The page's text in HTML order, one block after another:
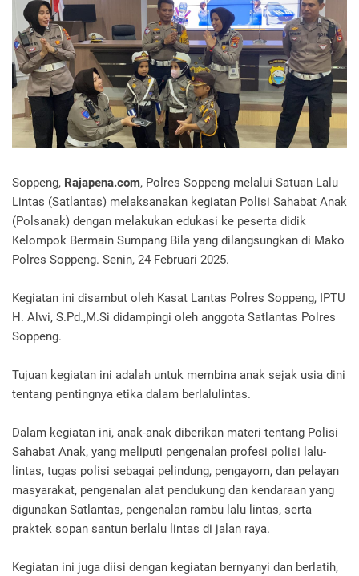
Soppeng, Rajapena.com, Polres Soppeng melalui Satuan Lalu
Lintas (Satlantas) melaksanakan kegiatan Polisi Sahabat Anak
(Polsanak) dengan melakukan edukasi ke peserta didik
Kelompok Bermain Sumpang Bila yang dilangsungkan di Mako
Polres Soppeng. Senin, 24 Februari 2025.
Kegiatan ini disambut oleh Kasat Lantas Polres Soppeng, IPTU
H. Alwi, S.Pd.,M.Si didampingi oleh anggota Satlantas Polres
Soppeng.
Tujuan kegiatan ini adalah untuk membina anak sejak usia dini
tentang pentingnya etika dalam berlalulintas.
Dalam kegiatan ini, anak-anak diberikan materi tentang Polisi
Sahabat Anak, yang meliputi pengenalan profesi polisi lalu-
lintas, tugas polisi sebagai pelindung, pengayom, dan pelayan
masyarakat, pengenalan alat pendukung dan kendaraan yang
digunakan Satlantas, pengenalan rambu lalu lintas, serta
praktek sopan santun berlalu lintas di jalan raya.
Kegiatan ini juga diisi dengan kegiatan bernyanyi dan berlatih,